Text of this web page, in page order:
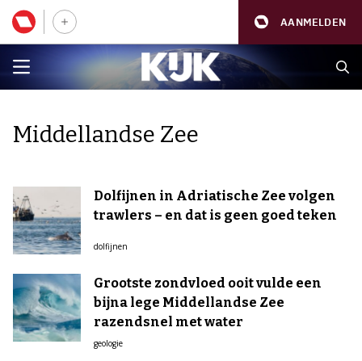
AANMELDEN
Middellandse Zee
Dolfijnen in Adriatische Zee volgen
trawlers – en dat is geen goed teken
dolfijnen
Grootste zondvloed ooit vulde een
bijna lege Middellandse Zee
razendsnel met water
geologie